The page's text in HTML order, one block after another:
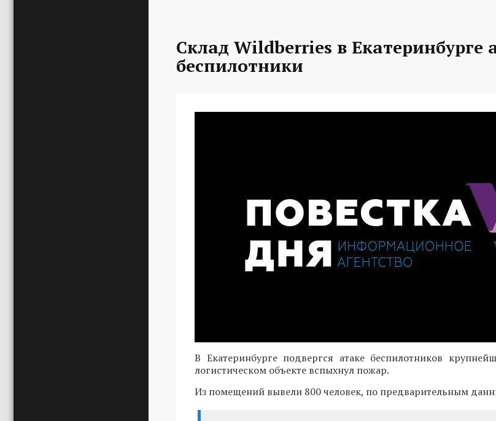
Склад Wildberries в Екатеринбурге
беспилотники
В Екатеринбурге подвергся атаке беспилотников
логистическом объекте вспыхнул пожар.
Из помещений вывели 800 человек, по предварительным